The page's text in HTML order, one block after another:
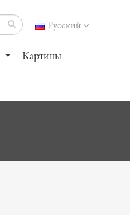
Русский
Картины